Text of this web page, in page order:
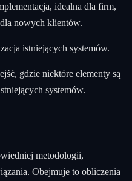
idealna dla firm,
nowych klientów.
istniejących systemów.
gdzie niektóre elementy są
systemów.
metodologii,
Obejmuje to obliczenia